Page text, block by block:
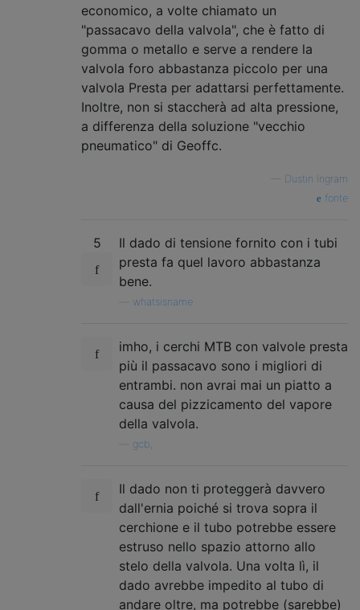
economico, a volte chiamato un
"passacavo della valvola", che è fatto di
gomma o metallo e serve a rendere la
valvola foro abbastanza piccolo per una
valvola Presta per adattarsi perfettamente.
Inoltre, non si staccherà ad alta pressione,
a differenza della soluzione "vecchio
pneumatico" di Geoffc.
Dustin Ingram
fonte
5
Il dado di tensione fornito con i tubi
presta fa quel lavoro abbastanza
bene.
whatsisname
imho, i cerchi MTB con valvole presta
più il passacavo sono i migliori di
entrambi. non avrai mai un piatto a
causa del pizzicamento del vapore
della valvola.
gcb,
Il dado non ti proteggerà davvero
dall'ernia poiché si trova sopra il
cerchione e il tubo potrebbe essere
estruso nello spazio attorno allo
stelo della valvola. Una volta lì, il
dado avrebbe impedito al tubo di
andare oltre, ma potrebbe (sarebbe)